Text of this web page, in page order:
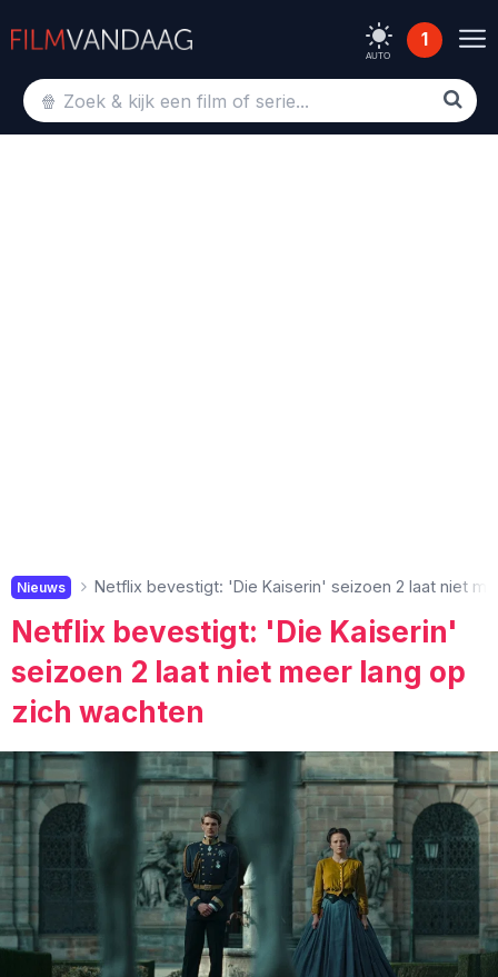
AUTO
1
Nieuws Netflix bevestigt: 'Die Kaiserin' seizoen 2 laat niet
Netflix bevestigt: 'Die Kaiserin'
seizoen 2 laat niet meer lang op
zich wachten